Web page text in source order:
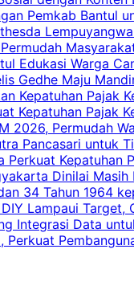
Pemkab Bantul
Edukasi Warga
Gedhe Maju
Kepatuhan Pajak
Kepatuhan Pajak
2026, Permudah
Pancasari untuk
Perkuat Kepatuhan
Dinilai Masih
34 Tahun 1964
Lampaui Target,
Integrasi Data
Perkuat